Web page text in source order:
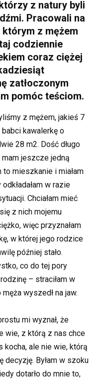
z natury byli
Pracowali na
z mężem
codziennie
coraz ciężej
zatłoczonym
pomóc teściom.
z mężem, jakieś 7
kawalerkę o
28 m2. Dość długo
mam jeszcze jedną
to mieszkanie i miałam
w razie
Chciałam mieć
z nich mojemu
więc przyznałam
w której jego rodzice
później stało.
co do tej pory
– straciłam w
wyszedł na jaw.
mi wyznał, że
wie, z którą z nas chce
kocha, ale nie wie, którą
decyzję. Byłam w szoku
dotarło do mnie to,